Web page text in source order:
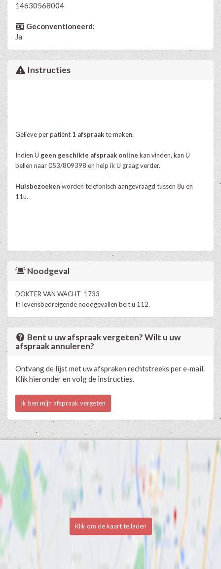
14630568004
Geconventioneerd:
Ja
Instructies
Gelieve per patiënt 1 afspraakte maken.
Indien U geen geschikte afspraak online kan vinden, kan U
bellen naar 053/809398 en help ik U graag verder.
Huisbezoeken worden telefonisch aangevraagd tussen 8u en
11u.
Noodgeval
DOKTER VAN WACHT 1733
In levensbedreigende noodgevallen belt u 112.
Bent u uw afspraak vergeten? Wilt u uw
afspraak annuleren?
Ontvang de lijst met uw afspraken rechtstreeks per e-mail.
Klik hieronder en volg de instructies.
Ik ben mijn afspraak vergeten
Klik om de kaart te laden